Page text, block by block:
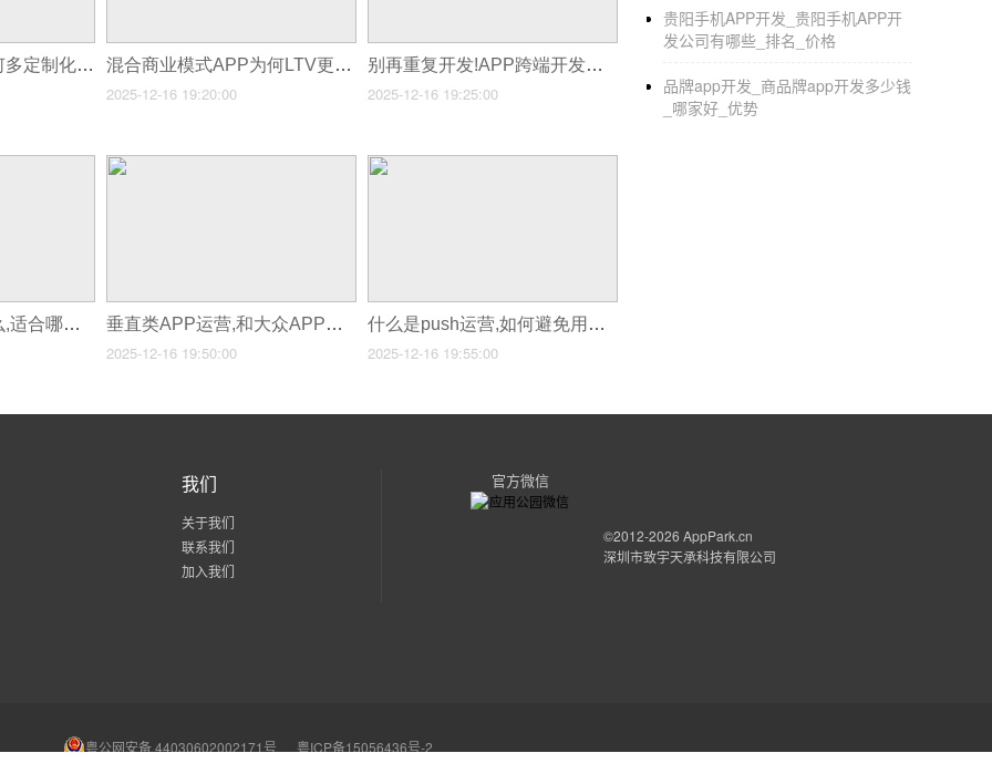
学会JAVA《JAVA编程思想》
了解安卓《ANDRIOD应用揭秘》，以及
学会安卓控件，数据库，xml，以及其他
JAVA是安卓app开发的基础语言,从变量,
比较常用的技术先学，打好基础是关键，
企业管理类APP为何多定制化,通用版的痛点是什么? 混合商业模式APP为何LTV更高,多收入渠道怎么组合?
2025-12-16 19:20:00
别再重复开发!APP跨端开发的5个核心优势
2025-12-16 19:25:00
APP预装推广是什么,适合哪些企业? 垂直类APP运营,和大众APP有什么不同?
2025-12-16 19:50:00
什么是push运营,如何避免用户反感?
2025-12-16 19:55:00
贵阳手机APP开发_贵阳手机APP开
发公司有哪些_排名_价格
品牌app开发_商品牌app开发多少钱
_哪家好_优势
我们
关于我们
联系我们
加入我们
官方微信
©2012-2026 AppPark.cn
深圳市致宇天承科技有限公司
粤公网安备 44030602002171号 粤ICP备15056436号-2